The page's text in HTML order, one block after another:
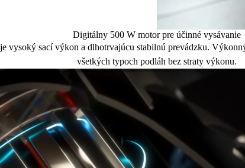
Digitálny 500 W motor pre účinné vysávanie
sací výkon a dlhotrvajúcu stabilnú prevádzku.
všetkých typoch podláh bez straty výkonu.